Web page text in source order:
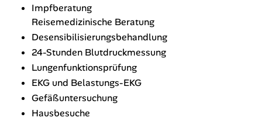
Impfberatung
Reisemedizinische Beratung
Desensibilisierungsbehandlung
24-Stunden Blutdruckmessung
Lungenfunktionsprüfung
EKG und Belastungs-EKG
Gefäßuntersuchung
Hausbesuche